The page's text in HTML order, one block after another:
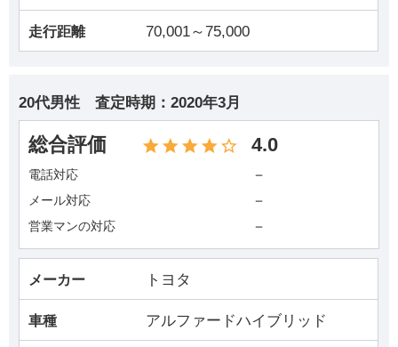
走行距離 70,001～75,000
20代男性 査定時期： 2020年3月
総合評価 4.0
電話対応 －
メール対応 －
営業マンの対応 －
メーカー トヨタ
車種 アルファードハイブリッド